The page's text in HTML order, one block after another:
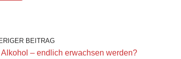
BEITRAG
Alkohol – endlich erwachsen werden?